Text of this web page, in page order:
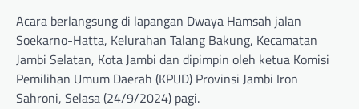
Acara berlangsung di lapangan Dwaya Hamsah jalan
Soekarno-Hatta, Kelurahan Talang Bakung, Kecamatan
Jambi Selatan, Kota Jambi dan dipimpin oleh ketua Komisi
Pemilihan Umum Daerah (KPUD) Provinsi Jambi Iron
Sahroni, Selasa (24/9/2024) pagi.